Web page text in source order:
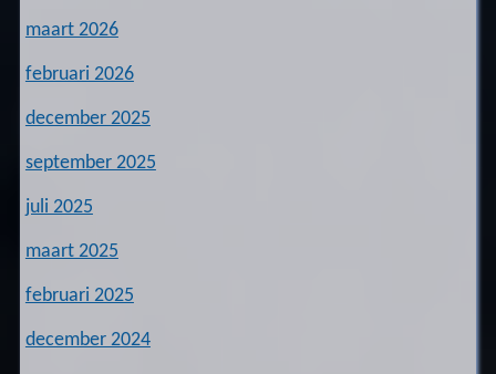
maart 2026
februari 2026
december 2025
september 2025
juli 2025
maart 2025
februari 2025
december 2024